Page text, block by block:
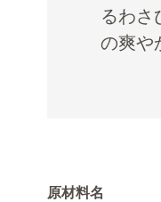
るわさ
の爽や
原材料名